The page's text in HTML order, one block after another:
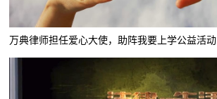
万典律师担任爱心大使，助阵我要上学公益活动